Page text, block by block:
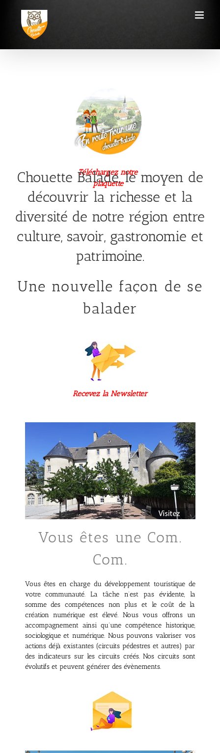
contenu
Téléchargez notre
plaquette
Chouette Balade, le moyen de
découvrir la richesse et la
diversité de notre région entre
culture, savoir, gastronomie et
patrimoine.
Une nouvelle façon de se
balader
Recevez la Newsletter
Vous êtes une Com.
Com.
Vous êtes en charge du développement touristique de
votre communauté. La tâche n’est pas évidente, la
somme des compétences non plus et le coût de la
création numérique est élevé. Nous vous offrons un
accompagnement ainsi qu’une compétence historique,
sociologique et numérique. Nous pouvons valoriser vos
actions déjà existantes (circuits pédestres et autres) par
des indicateurs sur les circuits créés. Nos circuits sont
évolutifs et peuvent générer des évènements.